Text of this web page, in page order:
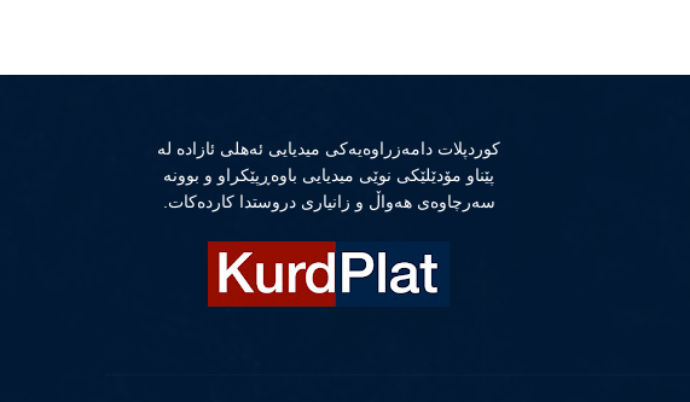
كوردپلات دامەزراوەیەكی میدیایی ئەهلی ئازادە لە
پێناو مۆدێلێكی نوێی میدیایی باوەڕپێكراو و بوونە
سەرچاوەی هەواڵ و زانیاری دروستدا كاردەكات.